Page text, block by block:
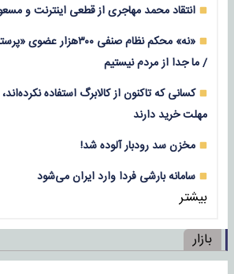
انتقاد محمد مهاجری از قطعی اینترنت و
«نه» محکم نظام صنفی
/ ما جدا از مردم نیستیم
مهلت خرید دارند
مخزن سد رودبار آلوده شد!
سامانه بارشی فردا وارد ایران می‌شود
بیشتر
بازار